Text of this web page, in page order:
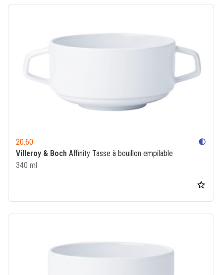
20.60 contrast
Villeroy & Boch Affinity Tasse à bouillon empilable
340 ml